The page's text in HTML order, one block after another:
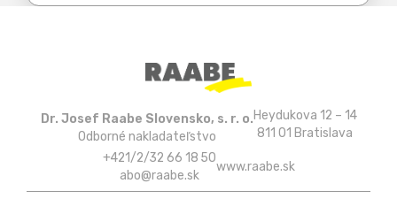
Dr. Josef Raabe Slovensko, s. r. o.
Odborné nakladateľstvo
Heydukova 12 – 14
811 01 Bratislava
+421/2/32 66 18 50
abo@raabe.sk
www.raabe.sk